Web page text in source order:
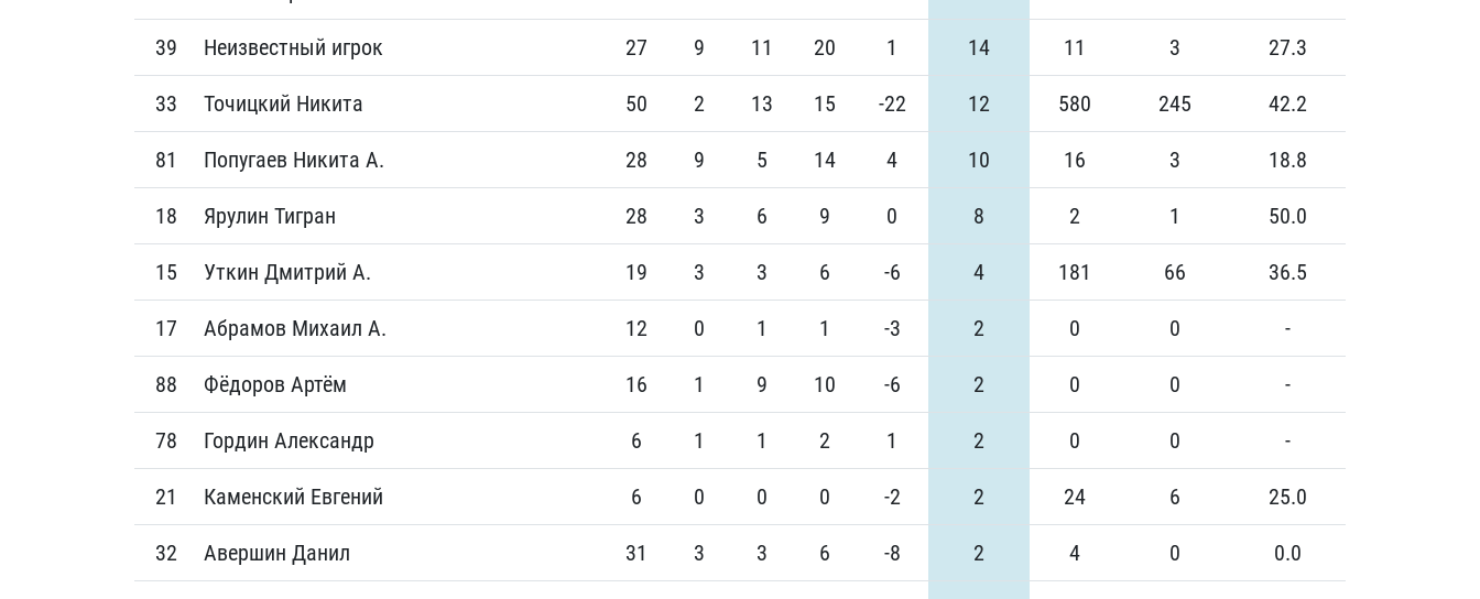
39 Неизвестный игрок 27 9 11 20 1 14 11 3 27.3
33 Точицкий Никита 50 2 13 15 -22 12 580 245 42.2
81 Попугаев Никита А. 28 9 5 14 4 10 16 3 18.8
18 Ярулин Тигран 28 3 6 9 0 8 2 1 50.0
15 Уткин Дмитрий А. 19 3 3 6 -6 4 181 66 36.5
17 Абрамов Михаил А. 12 0 1 1 -3 2 0 0 -
88 Фёдоров Артём 16 1 9 10 -6 2 0 0 -
78 Гордин Александр 6 1 1 2 1 2 0 0 -
21 Каменский Евгений 6 0 0 0 -2 2 24 6 25.0
32 Авершин Данил 31 3 3 6 -8 2 4 0 0.0